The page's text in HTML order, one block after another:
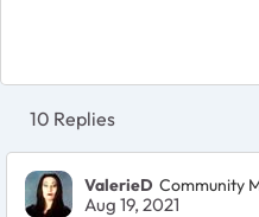
10 Replies
ValerieD Community
Aug 19, 2021